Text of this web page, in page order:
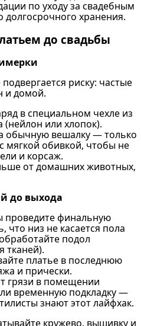
по уходу за свадебным
хранения.
до свадьбы
риску: частые
и домой.
в специальном чехле из
или хлопок).
обычную вешалку — только
мягкой обивкой, чтобы не
и корсаж.
от домашних животных,
до выхода
проведите финальную
что низ не касается пола
подол
тканей).
платье в последнюю
и прически.
грязи в помещении
временную подкладку —
знают этот лайфхак.
кружево, вышивку и